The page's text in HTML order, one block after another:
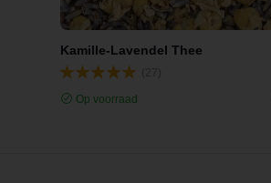
Kamille-Lavendel Thee
Op voorraad